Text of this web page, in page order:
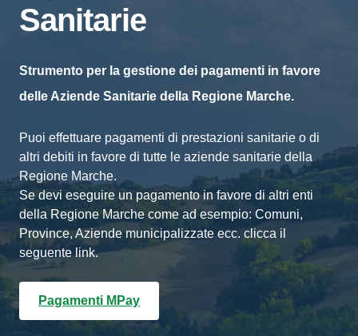
Sanitarie
Strumento per la gestione dei pagamenti in favore
delle Aziende Sanitarie della Regione Marche.
Puoi effettuare pagamenti di prestazioni sanitarie o di
altri debiti in favore di tutte le aziende sanitarie della
Regione Marche.
Se devi eseguire un pagamento in favore di altri enti
della Regione Marche come ad esempio: Comuni,
Province, Aziende municipalizzate ecc. clicca il
seguente link.
Pagamenti MPay